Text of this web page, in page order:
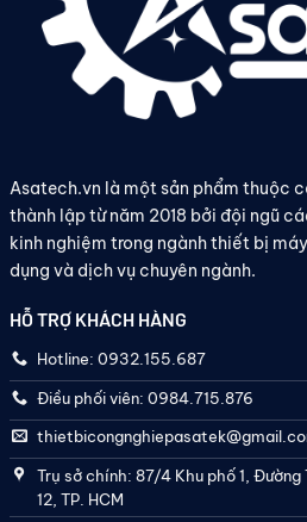
Asatech.vn là một sản phẩm thuộc
thành lập từ năm 2018 bởi đội ngũ
kinh nghiệm trong ngành thiết bị
dụng và dịch vụ chuyên ngành.
HỖ TRỢ KHÁCH HÀNG
Hotline: 0932.155.687
Điều phối viên: 0984.715.876
Trụ sở chính: 87/4 Khu phố 1, Đường
12, TP. HCM